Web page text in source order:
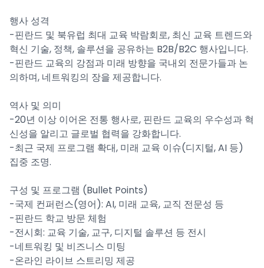
행사 성격
-핀란드 및 북유럽 최대 교육 박람회로, 최신 교육 트렌드와
혁신 기술, 정책, 솔루션을 공유하는 B2B/B2C 행사입니다.
-핀란드 교육의 강점과 미래 방향을 국내외 전문가들과 논
의하며, 네트워킹의 장을 제공합니다.
역사 및 의미
-20년 이상 이어온 전통 행사로, 핀란드 교육의 우수성과 혁
신성을 알리고 글로벌 협력을 강화합니다.
-최근 국제 프로그램 확대, 미래 교육 이슈(디지털, AI 등)
집중 조명.
구성 및 프로그램 (Bullet Points)
-국제 컨퍼런스(영어): AI, 미래 교육, 교직 전문성 등
-핀란드 학교 방문 체험
-전시회: 교육 기술, 교구, 디지털 솔루션 등 전시
-네트워킹 및 비즈니스 미팅
-온라인 라이브 스트리밍 제공